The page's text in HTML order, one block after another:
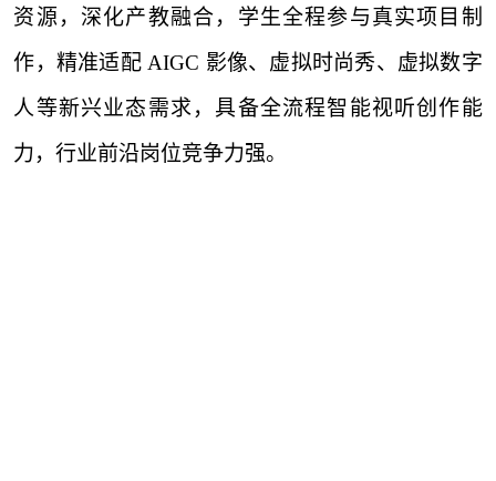
资源，深化产教融合，学生全程参与真实项目制
作，精准适配 AIGC 影像、虚拟时尚秀、虚拟数字
人等新兴业态需求，具备全流程智能视听创作能
力，行业前沿岗位竞争力强。